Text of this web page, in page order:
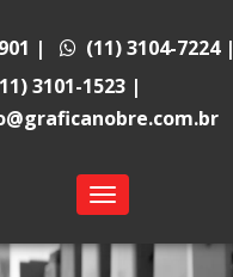
| (11) 3104-7224|
3101-1523 |
Toggle
navigation